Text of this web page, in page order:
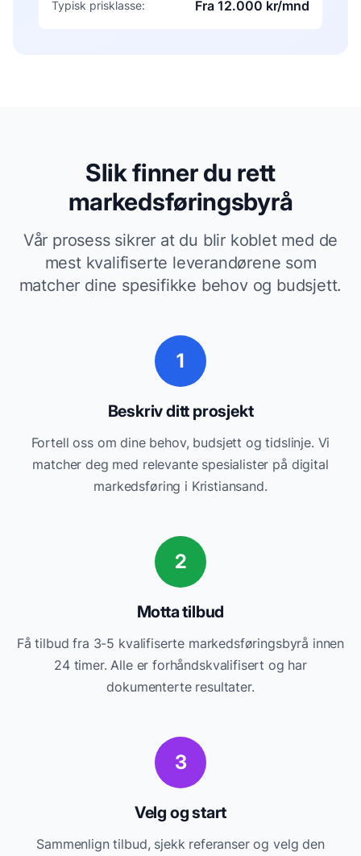
Typisk prisklasse: Fra 12.000 kr/mnd
Slik finner du rett
markedsføringsbyrå
Vår prosess sikrer at du blir koblet med de
mest kvalifiserte leverandørene som
matcher dine spesifikke behov og budsjett.
1
Beskriv ditt prosjekt
Fortell oss om dine behov, budsjett og tidslinje. Vi
matcher deg med relevante spesialister på digital
markedsføring i Kristiansand.
2
Motta tilbud
Få tilbud fra 3-5 kvalifiserte markedsføringsbyrå innen
24 timer. Alle er forhåndskvalifisert og har
dokumenterte resultater.
3
Velg og start
Sammenlign tilbud, sjekk referanser og velg den